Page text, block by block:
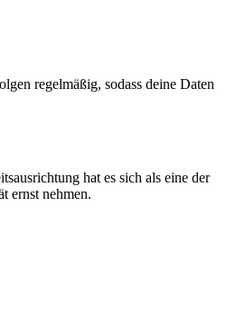
regelmäßig, sodass deine Daten
hat es sich als eine der
ernst nehmen.